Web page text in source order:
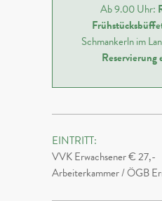
Ab 9.00 Uhr:
Schmankerln im
EINTRITT:
VVK Erwachsener € 27,-
Arbeiterkammer / ÖGB